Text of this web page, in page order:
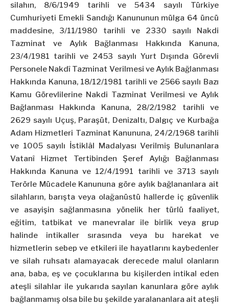
silahın, 8/6/1949 tarihli ve 5434 sayılı Türkiye
Cumhuriyeti Emekli Sandığı Kanununun mülga 64 üncü
maddesine, 3/11/1980 tarihli ve 2330 sayılı Nakdi
Tazminat ve Aylık Bağlanması Hakkında Kanuna,
23/4/1981 tarihli ve 2453 sayılı Yurt Dışında Görevli
Personele Nakdî Tazminat Verilmesi ve Aylık Bağlanması
Hakkında Kanuna, 18/12/1981 tarihli ve 2566 sayılı Bazı
Kamu Görevlilerine Nakdi Tazminat Verilmesi ve Aylık
Bağlanması Hakkında Kanuna, 28/2/1982 tarihli ve
2629 sayılı Uçuş, Paraşüt, Denizaltı, Dalgıç ve Kurbağa
Adam Hizmetleri Tazminat Kanununa, 24/2/1968 tarihli
ve 1005 sayılı İstiklâl Madalyası Verilmiş Bulunanlara
Vatanî Hizmet Tertibinden Şeref Aylığı Bağlanması
Hakkında Kanuna ve 12/4/1991 tarihli ve 3713 sayılı
Terörle Mücadele Kanununa göre aylık bağlananlara ait
silahların, barışta veya olağanüstü hallerde iç güvenlik
ve asayişin sağlanmasına yönelik her türlü faaliyet,
eğitim, tatbikat ve manevralar ile birlik veya grup
halinde intikaller sırasında veya bu harekat ve
hizmetlerin sebep ve etkileri ile hayatlarını kaybedenler
ve silah ruhsatı alamayacak derecede malul olanların
ana, baba, eş ve çocuklarına bu kişilerden intikal eden
ateşli silahlar ile yukarıda sayılan kanunlara göre aylık
bağlanmamış olsa bile bu şekilde yaralananlara ait ateşli